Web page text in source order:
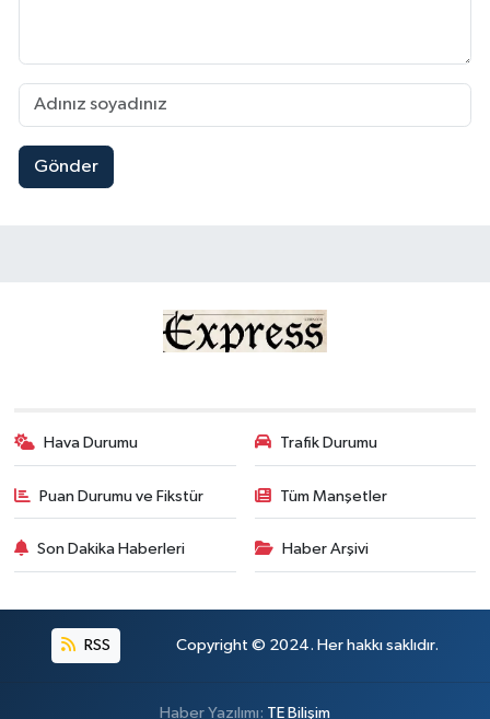
Gönder
Hava Durumu Trafik Durumu
Puan Durumu ve Fikstür Tüm Manşetler
Son Dakika Haberleri Haber Arşivi
RSS Copyright © 2024. Her hakkı saklıdır.
Haber Yazılımı: TE Bilişim